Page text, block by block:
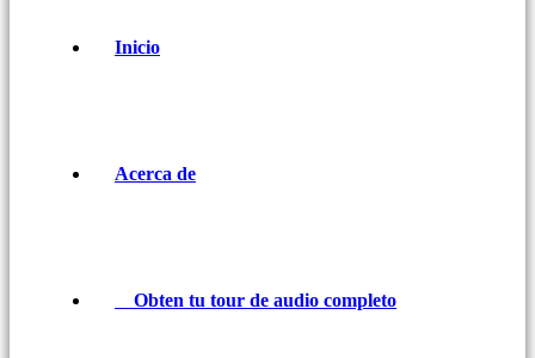
Inicio
Acerca de
Obten tu tour de audio completo